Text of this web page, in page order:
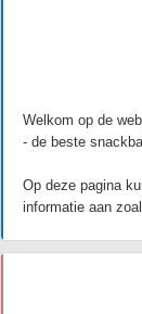
Welkom op de
- de beste
Op deze pagina
informatie aan